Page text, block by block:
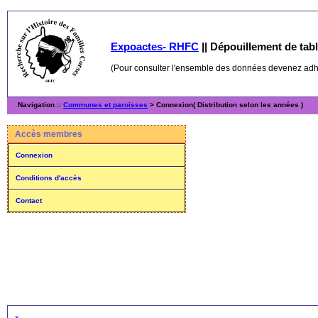
Expoactes- RHFC || Dépouillement de
(Pour consulter l'ensemble des données devenez
Navigation :: Communes et paroisses > Connexion( Distribution selon les années )
Accès membres
Connexion
Conditions d'accès
Contact